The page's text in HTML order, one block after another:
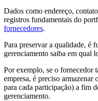
Dados como endereço,
registros fundamentais do
fornecedores.
Para preservar a qualidade, é
gerenciamento saiba em qual
Por exemplo, se o fornecedor
empresa, é preciso armazenar
para cada participação) a fim
gerenciamento.